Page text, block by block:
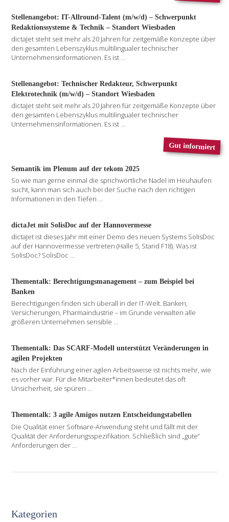
Stellenangebot: IT-Allround-Talent (m/w/d) – Schwerpunkt
Redaktionssysteme & Technik – Standort Wiesbaden
dictaJet steht seit mehr als 20 Jahren für zeitgemäße Konzepte über
den gesamten Lebenszyklus multilingualer technischer
Unternehmensinformationen. Es ist ...
Stellenangebot: Technischer Redakteur, Schwerpunkt
Elektrotechnik (m/w/d) – Standort Wiesbaden
dictaJet steht seit mehr als 20 Jahren für zeitgemäße Konzepte über
den gesamten Lebenszyklus multilingualer technischer
Unternehmensinformationen. Es ist ...
Gut informiert
Semantik im Plenum auf der tekom 2025
So wie man gerne einmal die sprichwörtliche Nadel im Heuhaufen
sucht, kann man sich auch bei der Suche nach den richtigen
Informationen in den Tiefen ...
dictaJet mit SolisDoc auf der Hannovermesse
dictaJet ist dieses Jahr mit einer Demo des neuen Systems SolisDoc
auf der Hannovermesse vertreten (Halle 5, Stand F18). Was ist
SolisDoc? SolisDoc ...
Thementalk: Berechtigungsmanagement – zum Beispiel bei
Banken
Berechtigungen finden sich überall in der IT-Welt. Banken,
Versicherungen, Pharmaindustrie – im Grunde verwalten alle
größeren Unternehmen sensible ...
Thementalk: Das SCARF-Modell unterstützt Veränderungen in
agilen Projekten
Nach der Einführung einer agilen Arbeitsweise ist nichts mehr, wie
es vorher war. Für die Mitarbeiter*innen bedeutet das oft
Unsicherheit, sie spüren ...
Thementalk: 3 agile Amigos nutzen Entscheidungstabellen
Die Qualität einer Software-Anwendung steht und fällt mit der
Qualität der Anforderungsspezifikation. Schließlich sind „gute“
Anforderungen der
Kategorien